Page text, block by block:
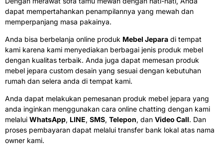
dapat mempertahankan penampilannya yang mewah dan
memperpanjang masa pakainya.
Anda bisa berbelanja online produk Mebel Jepara di tempat
kami karena kami menyediakan berbagai jenis produk mebel
dengan kualitas terbaik. Anda juga dapat memesan produk
mebel jepara custom desain yang sesuai dengan kebutuhan
rumah dan selera anda di tempat kami.
Anda dapat melakukan pemesanan produk mebel jepara yang
anda inginkan menggunakan cara online chatting dengan kami
melalui WhatsApp, LINE, SMS, Telepon, dan Video Call. Dan
proses pembayaran dapat melalui transfer bank lokal atas nama
owner kami.